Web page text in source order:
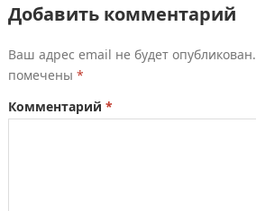
Добавить комментарий
Ваш адрес email не будет опубликован.
помечены *
Комментарий *